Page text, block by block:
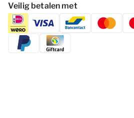
Veilig betalen met